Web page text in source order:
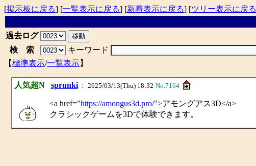
[掲示板に戻る] [一覧表示に戻る] [新着表示に戻る] [ツリー表示に戻る
過去ログ
検 索
キーワード
【標準表示/一覧表示】
人気超N sprunki： 2025/03/13(Thu) 18:32 No.7164
<a href="https://amongus3d.pro/">アモングアス3D</a>
クラシックゲームを3Dで体験できます。